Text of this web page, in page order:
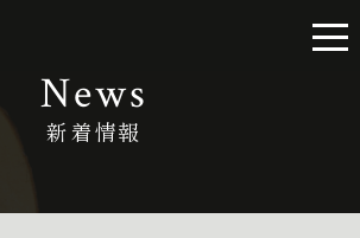
News
新着情報